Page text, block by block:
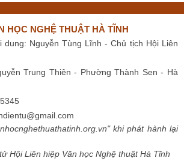
HỌC NGHỆ THUẬT HÀ TĨNH
dung: Nguyễn Tùng Lĩnh - Chủ tịch Hội Liên
Trung Thiên - Phường Thành Sen - Hà
khi phát hành lại
Hội Liên hiệp Văn học Nghệ thuật Hà Tĩnh